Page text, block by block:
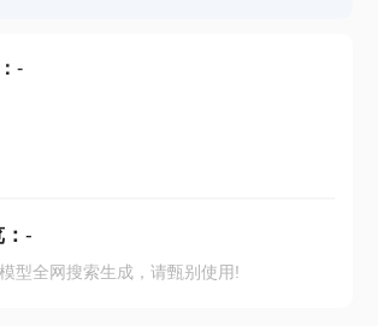
-
-
型全网搜索生成，请甄别使用!